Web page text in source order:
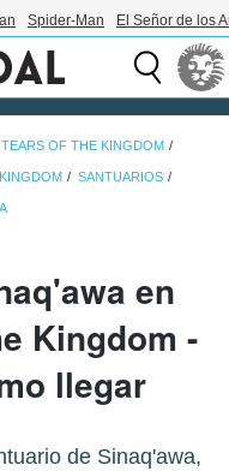
Spider-Man El Señor de los
OF THE KINGDOM
SANTUARIOS
en
Kingdom -
llegar
de Sinaq'awa,